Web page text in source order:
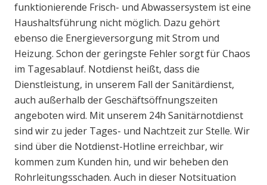
funktionierende Frisch- und Abwassersystem ist eine
Haushaltsführung nicht möglich. Dazu gehört
ebenso die Energieversorgung mit Strom und
Heizung. Schon der geringste Fehler sorgt für Chaos
im Tagesablauf. Notdienst heißt, dass die
Dienstleistung, in unserem Fall der Sanitärdienst,
auch außerhalb der Geschäftsöffnungszeiten
angeboten wird. Mit unserem 24h Sanitärnotdienst
sind wir zu jeder Tages- und Nachtzeit zur Stelle. Wir
sind über die Notdienst-Hotline erreichbar, wir
kommen zum Kunden hin, und wir beheben den
Rohrleitungsschaden. Auch in dieser Notsituation